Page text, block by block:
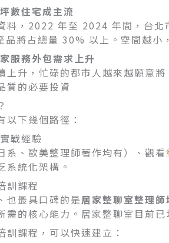
數住宅成主流
料，2022 年至 2024 年間，台
將占總量 30% 以上。空間越小
服務外包需求上升
上升，忙碌的都市人越來越願意
質的必要投資
以下幾個路徑：
戰經驗
系、歐美整理師著作均有）、觀看
系統化架構。
訓課程
也最具口碑的是居家整聊室整理師
需的核心能力。居家整聊室目前已
訓課程，可以快速建立：